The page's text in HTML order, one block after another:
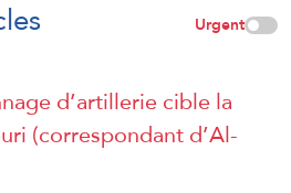
Urgent
d’artillerie cible la
(correspondant d’Al-